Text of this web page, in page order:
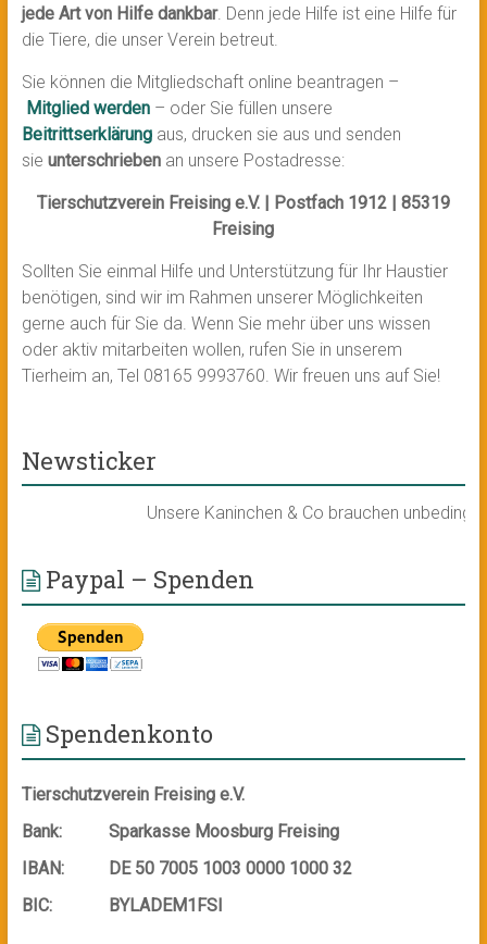
jede Art von Hilfe dankbar. Denn jede Hilfe ist eine Hilfe für
die Tiere, die unser Verein betreut.
Sie können die Mitgliedschaft online beantragen –
Mitglied werden – oder Sie füllen unsere
Beitrittserklärungaus, drucken sie aus und senden
sie unterschriebenan unsere Postadresse:
Tierschutzverein Freising e.V. | Postfach 1912 | 85319
Freising
Sollten Sie einmal Hilfe und Unterstützung für Ihr Haustier
benötigen, sind wir im Rahmen unserer Möglichkeiten
gerne auch für Sie da. Wenn Sie mehr über uns wissen
oder aktiv mitarbeiten wollen, rufen Sie in unserem
Tierheim an, Tel 08165 9993760. Wir freuen uns auf Sie!
Newsticker
Unsere Kaninchen & Co brauchen unbedingt
Paypal – Spenden
Spendenkonto
Tierschutzverein Freising e.V.
Bank:
Sparkasse Moosburg Freising
IBAN:
DE 50 7005 1003 0000 1000 32
BIC:
BYLADEM1FSI